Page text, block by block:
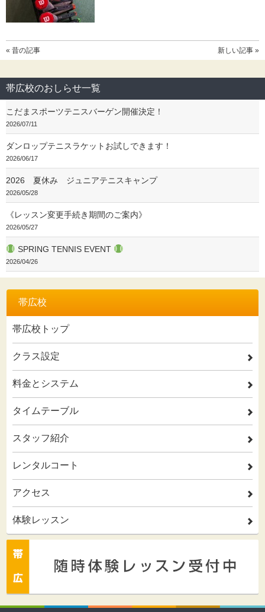
« 昔の記事 新しい記事 »
帯広校のおしらせ一覧
こだまスポーツテニスバーゲン開催決定！
2026/07/11
ダンロップテニスラケットお試しできます！
2026/06/17
2026 夏休み ジュニアテニスキャンプ
2026/05/28
《レッスン変更手続き期間のご案内》
2026/05/27
SPRING TENNIS EVENT
2026/04/26
帯広校
帯広校トップ
クラス設定 2
料金とシステム 2
タイムテーブル 2
スタッフ紹介 2
レンタルコート 2
アクセス 2
体験レッスン 2